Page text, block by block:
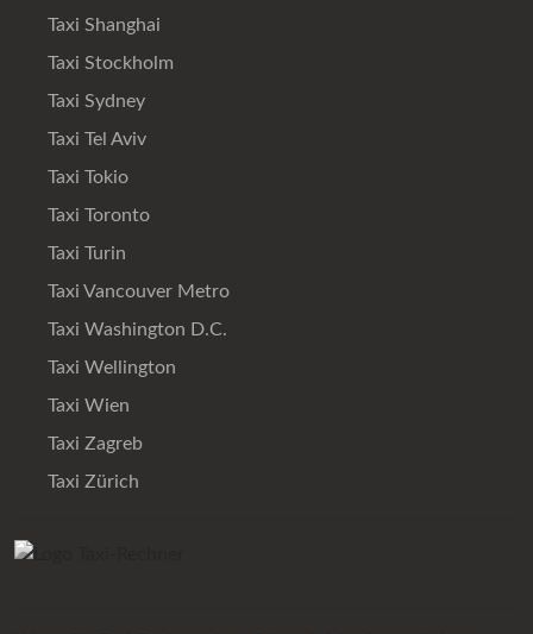
Taxi Shanghai
Taxi Stockholm
Taxi Sydney
Taxi Tel Aviv
Taxi Tokio
Taxi Toronto
Taxi Turin
Taxi Vancouver Metro
Taxi Washington D.C.
Taxi Wellington
Taxi Wien
Taxi Zagreb
Taxi Zürich